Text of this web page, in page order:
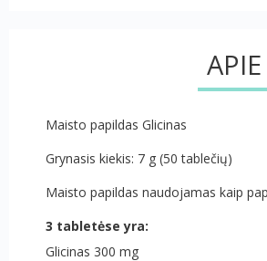
Maisto papildas Glicinas
Grynasis kiekis: 7 g (50 tablečių)
Maisto papildas naudojamas kaip
3 tabletėse yra:
Glicinas 300 mg